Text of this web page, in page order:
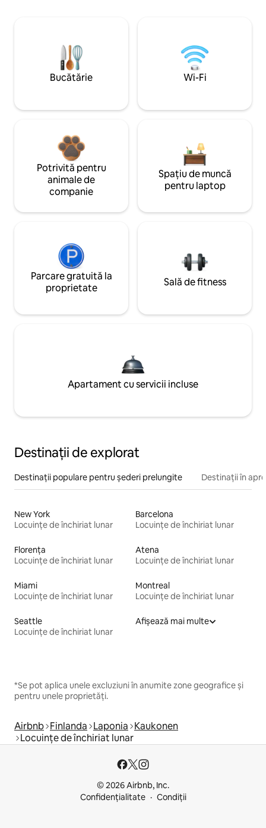
Bucătărie Wi-Fi
Potrivită pentru
animale de
companie
Spațiu de muncă
pentru laptop
Parcare gratuită la
proprietate
Sală de fitness
Apartament cu servicii incluse
Destinații de explorat
Destinații populare pentru șederi prelungite Destinații în
New York
Locuințe de închiriat lunar
Barcelona
Locuințe de închiriat lunar
Florența
Locuințe de închiriat lunar
Atena
Locuințe de închiriat lunar
Miami
Locuințe de închiriat lunar
Montreal
Locuințe de închiriat lunar
Seattle
Locuințe de închiriat lunar
Afișează mai multe
*Se pot aplica unele excluziuni în anumite zone geografice și
pentru unele proprietăți.
Airbnb Finlanda Laponia Kaukonen
Locuințe de închiriat lunar
© 2026 Airbnb, Inc.
Confidențialitate
Condiții